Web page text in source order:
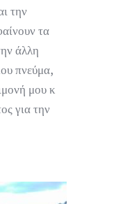
την
τα
άλλη
πνεύμα,
μου κ
για την